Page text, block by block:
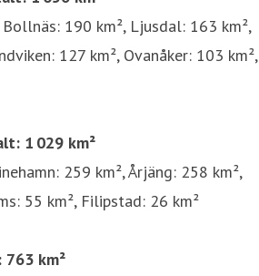
190 km², Ljusdal: 163 km²,
127 km², Ovanåker: 103 km²,
1 029 km²
259 km², Årjäng: 258 km²,
55 km², Filipstad: 26 km²
km²